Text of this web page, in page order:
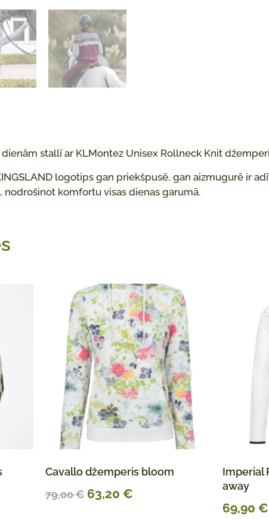
stallī ar KLMontez Unisex Rollneck Knit
logotips gan priekšpusē, gan aizmugurē ir
nodrošinot komfortu visas dienas garumā.
Cavallo džemperis bloom
79,00€ 63,20 €
Imperial
away
69,90 €